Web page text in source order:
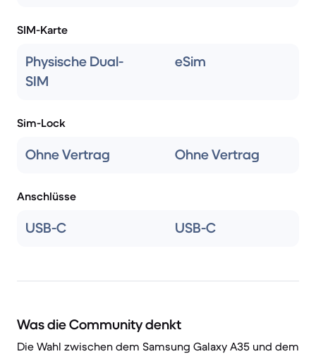
SIM-Karte
Physische Dual-
SIM
eSim
Sim-Lock
Ohne Vertrag Ohne Vertrag
Anschlüsse
USB-C USB-C
Was die Community denkt
Die Wahl zwischen dem Samsung Galaxy A35 und dem